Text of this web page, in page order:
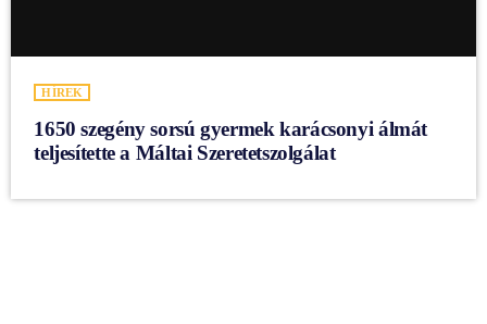
HÍREK
1650 szegény sorsú gyermek karácsonyi álmát
teljesítette a Máltai Szeretetszolgálat